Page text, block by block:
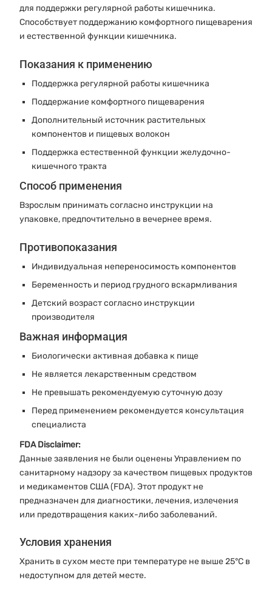
для поддержки регулярной работы кишечника.
Способствует поддержанию комфортного пищеварения
и естественной функции кишечника.
Показания к применению
Поддержка регулярной работы кишечника
Поддержание комфортного пищеварения
Дополнительный источник растительных
компонентов и пищевых волокон
Поддержка естественной функции желудочно-
кишечного тракта
Способ применения
Взрослым принимать согласно инструкции на
упаковке, предпочтительно в вечернее время.
Противопоказания
Индивидуальная непереносимость компонентов
Беременность и период грудного вскармливания
Детский возраст согласно инструкции
производителя
Важная информация
Биологически активная добавка к пище
Не является лекарственным средством
Не превышать рекомендуемую суточную дозу
Перед применением рекомендуется консультация
специалиста
FDA Disclaimer:
Данные заявления не были оценены Управлением по
санитарному надзору за качеством пищевых продуктов
и медикаментов США (FDA). Этот продукт не
предназначен для диагностики, лечения, излечения
или предотвращения каких-либо заболеваний.
Условия хранения
Хранить в сухом месте при температуре не выше 25°C в
недоступном для детей месте.